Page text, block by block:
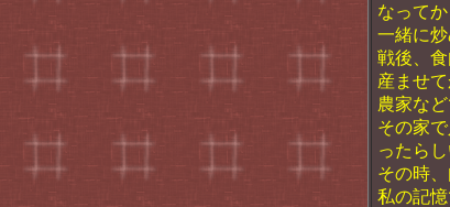
なって
一緒に
戦後、
産ませ
農家な
その家
ったらし
その時
私の記